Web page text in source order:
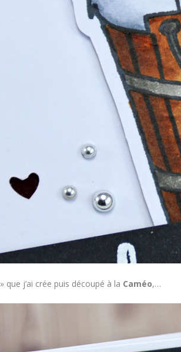
» que j’ai crée puis découpé à la Caméo,…